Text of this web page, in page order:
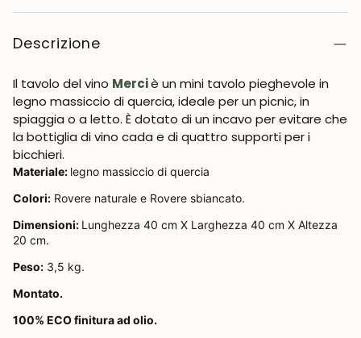
Descrizione
Il tavolo del vino Merciè un mini tavolo pieghevole in
legno massiccio di quercia, ideale per un picnic, in
spiaggia o a letto. È dotato di un incavo per evitare che
la bottiglia di vino cada e di quattro supporti per i
bicchieri.
Materiale: legno massiccio di quercia
Colori: Rovere naturale e Rovere sbiancato.
Dimensioni: Lunghezza 40 cm X Larghezza 40 cm X Altezza
20 cm.
Peso: 3,5 kg.
Montato.
100% ECO finitura ad olio.